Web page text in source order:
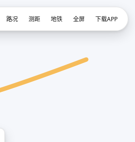
路况 测距 地铁 全屏 下载APP